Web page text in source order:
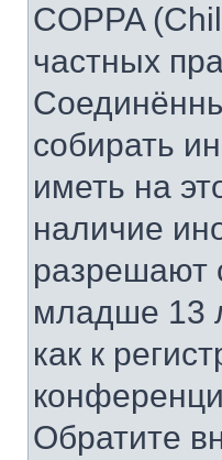
COPPA
частных
собирать
иметь на
наличие
разрешают
младше 13
как к
Обратите